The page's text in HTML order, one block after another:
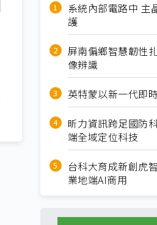
系統內部電路中 主
護
屏南偏鄉智慧韌性
像辨識
英特蒙以新一代即
昕力資訊跨足國防
端全域定位科技
台科大育成新創虎
業地端AI商用